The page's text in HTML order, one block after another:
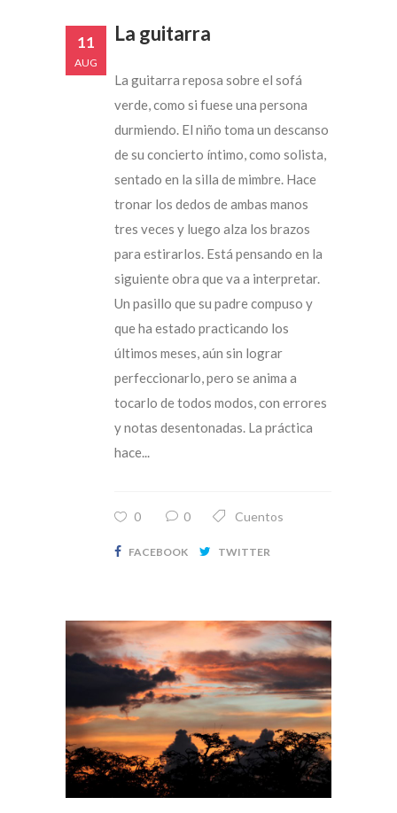
11
AUG
La guitarra
La guitarra reposa sobre el sofá
verde, como si fuese una persona
durmiendo. El niño toma un descanso
de su concierto íntimo, como solista,
sentado en la silla de mimbre. Hace
tronar los dedos de ambas manos
tres veces y luego alza los brazos
para estirarlos. Está pensando en la
siguiente obra que va a interpretar.
Un pasillo que su padre compuso y
que ha estado practicando los
últimos meses, aún sin lograr
perfeccionarlo, pero se anima a
tocarlo de todos modos, con errores
y notas desentonadas. La práctica
hace...
0 0 Cuentos
FACEBOOK TWITTER